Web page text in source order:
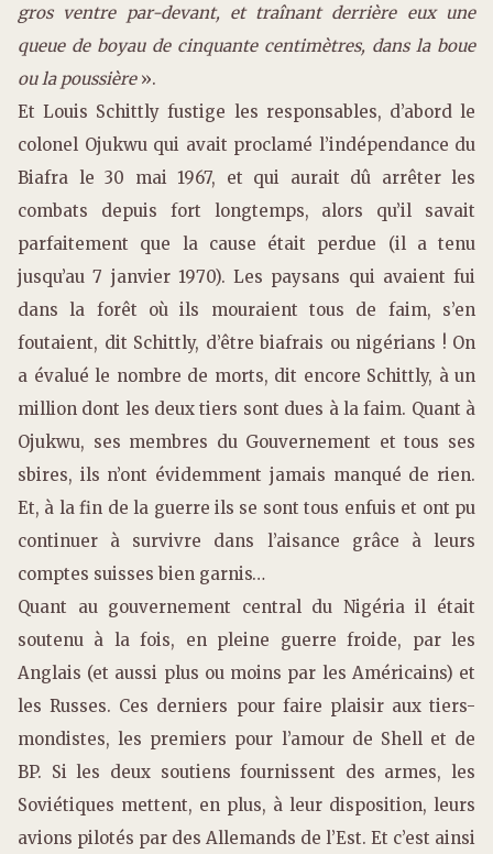
gros ventre par-devant, et traînant derrière eux une
queue de boyau de cinquante centimètres, dans la boue
ou la poussière».
Et Louis Schittly fustige les responsables, d’abord le
colonel Ojukwu qui avait proclamé l’indépendance du
Biafra le 30 mai 1967, et qui aurait dû arrêter les
combats depuis fort longtemps, alors qu’il savait
parfaitement que la cause était perdue (il a tenu
jusqu’au 7 janvier 1970). Les paysans qui avaient fui
dans la forêt où ils mouraient tous de faim, s’en
foutaient, dit Schittly, d’être biafrais ou nigérians ! On
a évalué le nombre de morts, dit encore Schittly, à un
million dont les deux tiers sont dues à la faim. Quant à
Ojukwu, ses membres du Gouvernement et tous ses
sbires, ils n’ont évidemment jamais manqué de rien.
Et, à la fin de la guerre ils se sont tous enfuis et ont pu
continuer à survivre dans l’aisance grâce à leurs
comptes suisses bien garnis…
Quant au gouvernement central du Nigéria il était
soutenu à la fois, en pleine guerre froide, par les
Anglais (et aussi plus ou moins par les Américains) et
les Russes. Ces derniers pour faire plaisir aux tiers-
mondistes, les premiers pour l’amour de Shell et de
BP. Si les deux soutiens fournissent des armes, les
Soviétiques mettent, en plus, à leur disposition, leurs
avions pilotés par des Allemands de l’Est. Et c’est ainsi